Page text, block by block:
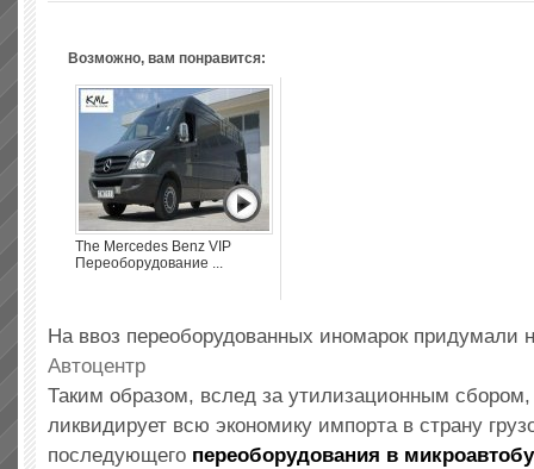
Возможно, вам понравится:
The Mercedes Benz VIP
Переоборудование ...
На ввоз переоборудованных иномарок
Автоцентр
Таким образом, вслед за утилизационным
ликвидирует всю экономику импорта в страну
последующего переоборудования в